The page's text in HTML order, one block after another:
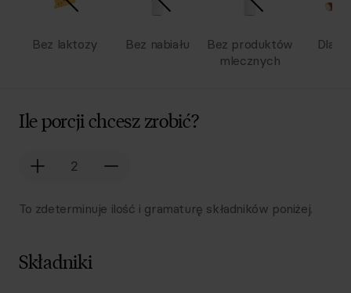
Bez laktozy Bez nabiału
Bez produktów
mlecznych
Dla
Ile porcji chcesz zrobić?
To zdeterminuje ilość i gramaturę składników poniżej.
Składniki